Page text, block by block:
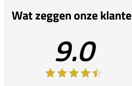
Wat zeggen onze
9.0